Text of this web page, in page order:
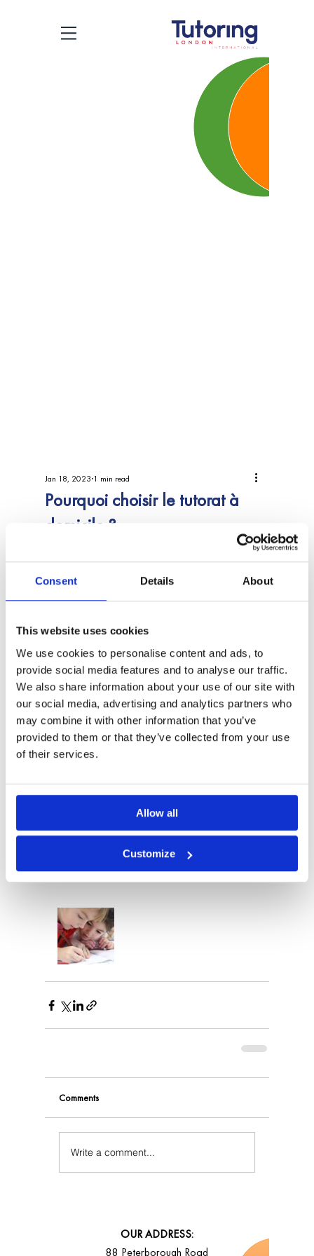
Consent Details About
This website uses cookies
We use cookies to personalise content and ads, to
provide social media features and to analyse our traffic.
We also share information about your use of our site with
our social media, advertising and analytics partners who
may combine it with other information that you’ve
provided to them or that they’ve collected from your use
of their services.
Allow all
Customize
Pourquoi choisir le tutorat à
domicile ?
Jan 18, 2023 1 min read
Premièrement il faut savoir que le tutorat à
étudiés en classe.
Ce cours particulier n’est donc pas à
mélanger aux cours magistraux.
Grâce à cet accompagnement personnalisé,
l’élève est certain de recevoir l’aide dont il a
besoin selon son profile et ses difficultés.
Le tuteur saura reprendre les sujets les moins
compris et adapter son tutorat en fonction
Cette deuxième approche facilitera ainsi le
parcours scolaire des étudiants.
Voilà pourquoi Tutoring London tient à
remercier ses clients pour leur fidélité et
inviter de nouvelles familles à rejoindre
Comments
Write a comment...
OUR ADDRESS:
88 Peterborough Road